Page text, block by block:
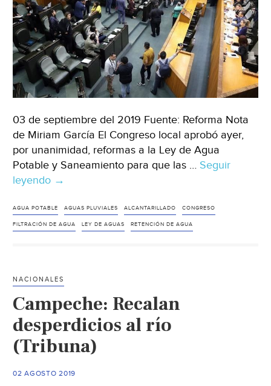
03 de septiembre del 2019 Fuente: Reforma Nota
de Miriam García El Congreso local aprobó ayer,
por unanimidad, reformas a la Ley de Agua
Potable y Saneamiento para que las … Seguir
leyendo Monterrey:
Ley
de
captar
lluvia
(Reforma)
→
AGUA POTABLE AGUAS PLUVIALES ALCANTARILLADO CONGRESO
FILTRACIÓN DE AGUA LEY DE AGUAS RETENCIÓN DE AGUA
NACIONALES
Campeche: Recalan
desperdicios al río
(Tribuna)
02 AGOSTO 2019